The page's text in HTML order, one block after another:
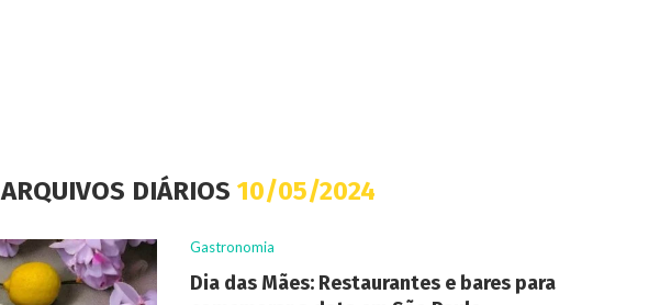
ARQUIVOS DIÁRIOS10/05/2024
Gastronomia
Dia das Mães: Restaurantes e bares para